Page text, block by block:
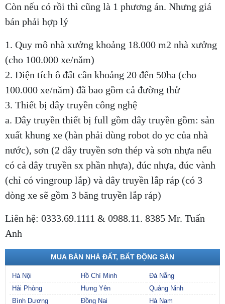
Còn nếu có rồi thì cũng là 1 phương án. Nhưng giá
bán phải hợp lý
1. Quy mô nhà xưởng khoảng 18.000 m2 nhà xưởng
(cho 100.000 xe/năm)
2. Diện tích ô đất cần khoảng 20 đến 50ha (cho
100.000 xe/năm) đã bao gồm cả đường thử
3. Thiết bị dây truyền công nghệ
a. Dây truyền thiết bị full gồm dây truyền gồm: sản
xuất khung xe (hàn phải dùng robot do yc của nhà
nước), sơn (2 dây truyền sơn thép và sơn nhựa nếu
có cả dây truyền sx phần nhựa), đúc nhựa, đúc vành
(chỉ có vingroup lắp) và dây truyền lắp ráp (có 3
dòng xe sẽ gồm 3 băng truyền lắp ráp)
Liên hệ: 0333.69.1111 & 0988.11. 8385 Mr. Tuấn
Anh
MUA BÁN NHÀ ĐẤT, BẤT ĐỘNG SẢN
Hà Nội Hồ Chí Minh
Đà Nẵng
Hải Phòng
Hưng Yên
Quảng Ninh
Bình Dương
Đồng Nai Hà Nam